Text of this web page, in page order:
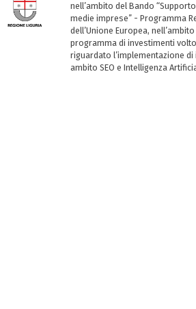
nell’ambito del Bando
medie imprese” - Programma
dell’Unione Europea,
programma di investimenti
riguardato l’implementazione
ambito SEO e Intelligenza